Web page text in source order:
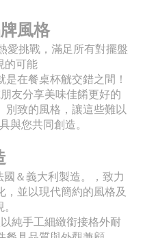
風格
愛挑戰，滿足所有對擺盤
的可能
在餐桌杯觥交錯之間！
友分享美味佳餚更好的
別致的風格，讓這些難以
與您共同創造。
＆義大利製造。，致力
，並以現代簡約的風格及
純手工細緻銜接格外耐